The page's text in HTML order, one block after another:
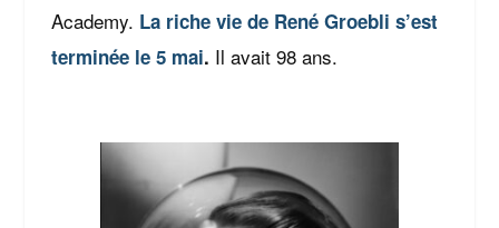
Academy. La riche vie de René Groebli s’est
terminée le 5 mai. Il avait 98 ans.